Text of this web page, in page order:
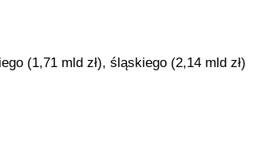
(1,71 mld zł), śląskiego (2,14 mld zł)